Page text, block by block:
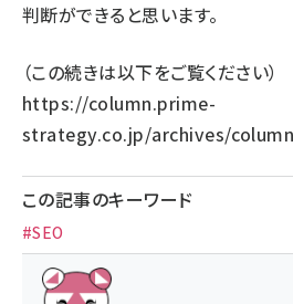
判断ができると思います。
（この続きは以下をご覧ください）
https://column.prime-
strategy.co.jp/archives/
この記事のキーワード
#SEO